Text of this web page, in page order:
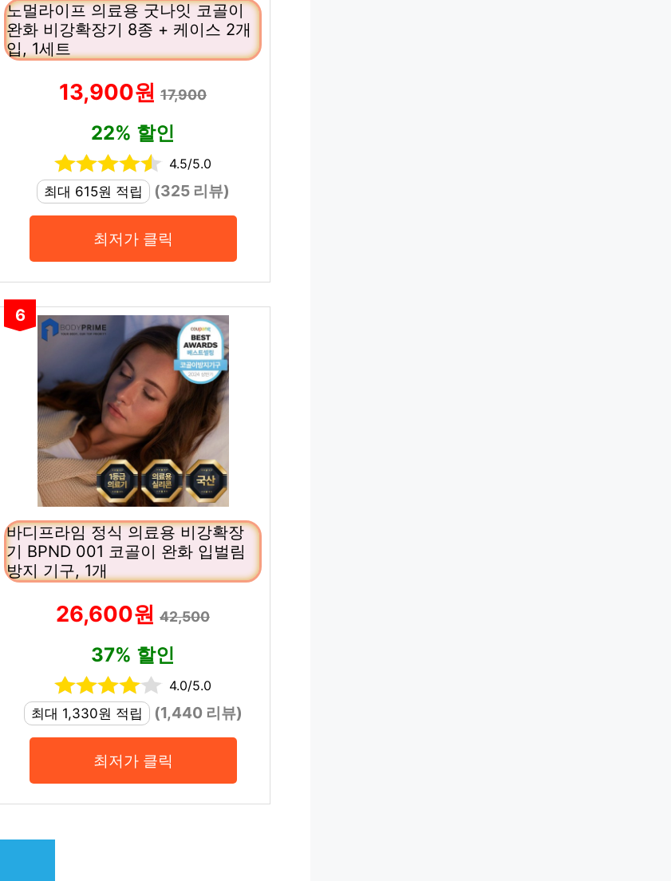
노멀라이프 의료용 굿나잇 코골이
완화 비강확장기 8종 + 케이스 2개
입, 1세트
13,900원 17,900
22% 할인
4.5/5.0
최대 615원 적립
(325 리뷰)
최저가 클릭
6
바디프라임 정식 의료용 비강확장
기 BPND 001 코골이 완화 입벌림
방지 기구, 1개
26,600원 42,500
37% 할인
4.0/5.0
최대 1,330원 적립
(1,440 리뷰)
최저가 클릭